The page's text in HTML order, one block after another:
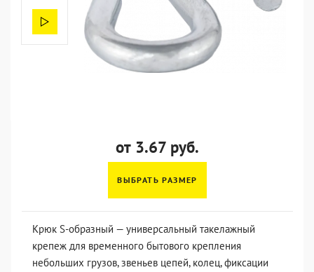
от 3.67 руб.
ВЫБРАТЬ РАЗМЕР
Крюк S-образный — универсальный такелажный
крепеж для временного бытового крепления
небольших грузов, звеньев цепей, колец, фиксации